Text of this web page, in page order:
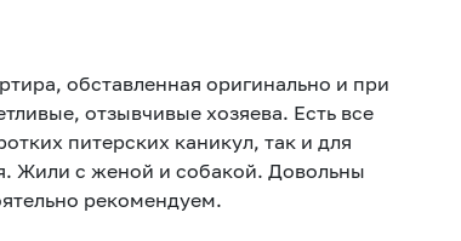
обставленная оригинально и при
отзывчивые хозяева. Есть все
питерских каникул, так и для
Жили с женой и собакой. Довольны
рекомендуем.